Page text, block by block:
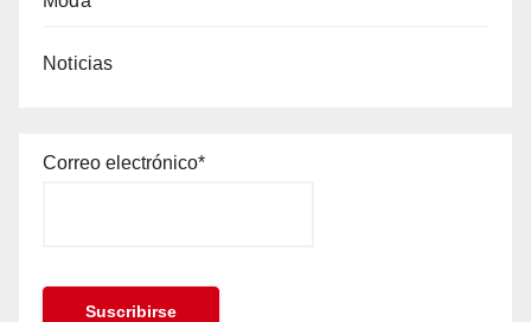
Noticias
Correo electrónico*